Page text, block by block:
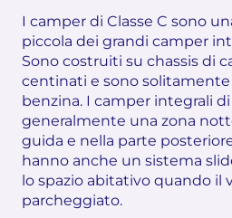
I camper di Classe C sono
piccola dei grandi camper
Sono costruiti su chassis di
centinati e sono
benzina. I camper integrali
generalmente una zona
guida e nella parte
hanno anche un sistema
lo spazio abitativo quando il
parcheggiato.